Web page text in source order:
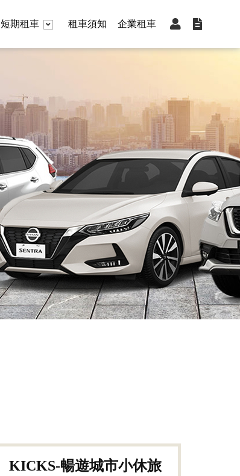
短期租車 租車須知 企業租車
KICKS-暢遊城市小休旅